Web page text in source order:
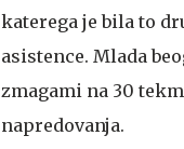
katerega je bila to
asistence. Mlada
zmagami na 30
napredovanja.